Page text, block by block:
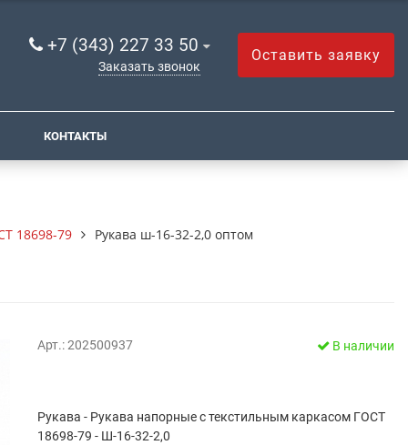
+7 (343) 227 33 50
Заказать звонок
Оставить заявку
КОНТАКТЫ
18698-79 Рукава ш-16-32-2,0 оптом
Арт.: 202500937 В наличии
Рукава - Рукава напорные с текстильным каркасом ГОСТ
18698-79 - Ш-16-32-2,0